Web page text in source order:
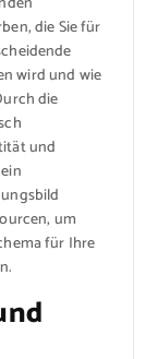
die Sie für
wird und wie
die
und
um
für Ihre